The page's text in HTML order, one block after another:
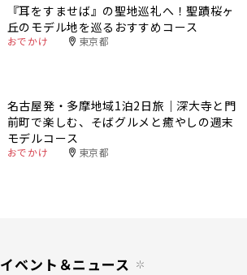
『耳をすませば』の聖地巡礼へ！聖蹟桜ヶ
丘のモデル地を巡るおすすめコース
おでかけ 東京都
名古屋発・多摩地域1泊2日旅｜深大寺と門
前町で楽しむ、そばグルメと癒やしの週末
モデルコース
おでかけ 東京都
イベント＆ニュース